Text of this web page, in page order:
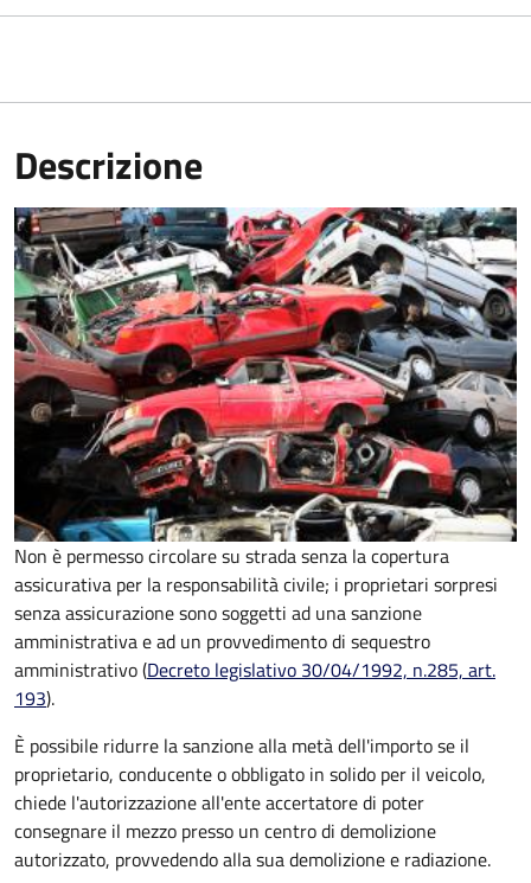
Descrizione
Non è permesso circolare su strada senza la copertura
assicurativa per la responsabilità civile; i proprietari sorpresi
senza assicurazione sono soggetti ad una sanzione
amministrativa e ad un provvedimento di sequestro
amministrativo (Decreto legislativo 30/04/1992, n.285, art.
193).
È possibile ridurre la sanzione alla metà dell'importo se il
proprietario, conducente o obbligato in solido per il veicolo,
chiede l'autorizzazione all'ente accertatore di poter
consegnare il mezzo presso un centro di demolizione
autorizzato, provvedendo alla sua demolizione e radiazione.